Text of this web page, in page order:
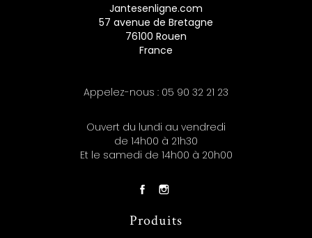
Jantesenligne.com
57 avenue de Bretagne
76100 Rouen
France
Appelez-nous : 05 90 32 21 23
Ouvert du lundi au vendredi
de 14h00 à 21h30
Et le samedi de 14h00 à 20h00
Produits